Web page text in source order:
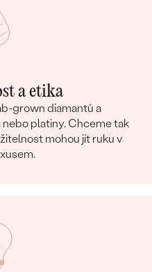
a etika
grown diamantů a
platiny. Chceme tak
mohou jít ruku v